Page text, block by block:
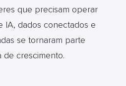
que precisam operar
IA, dados conectados e
se tornaram parte
de crescimento.